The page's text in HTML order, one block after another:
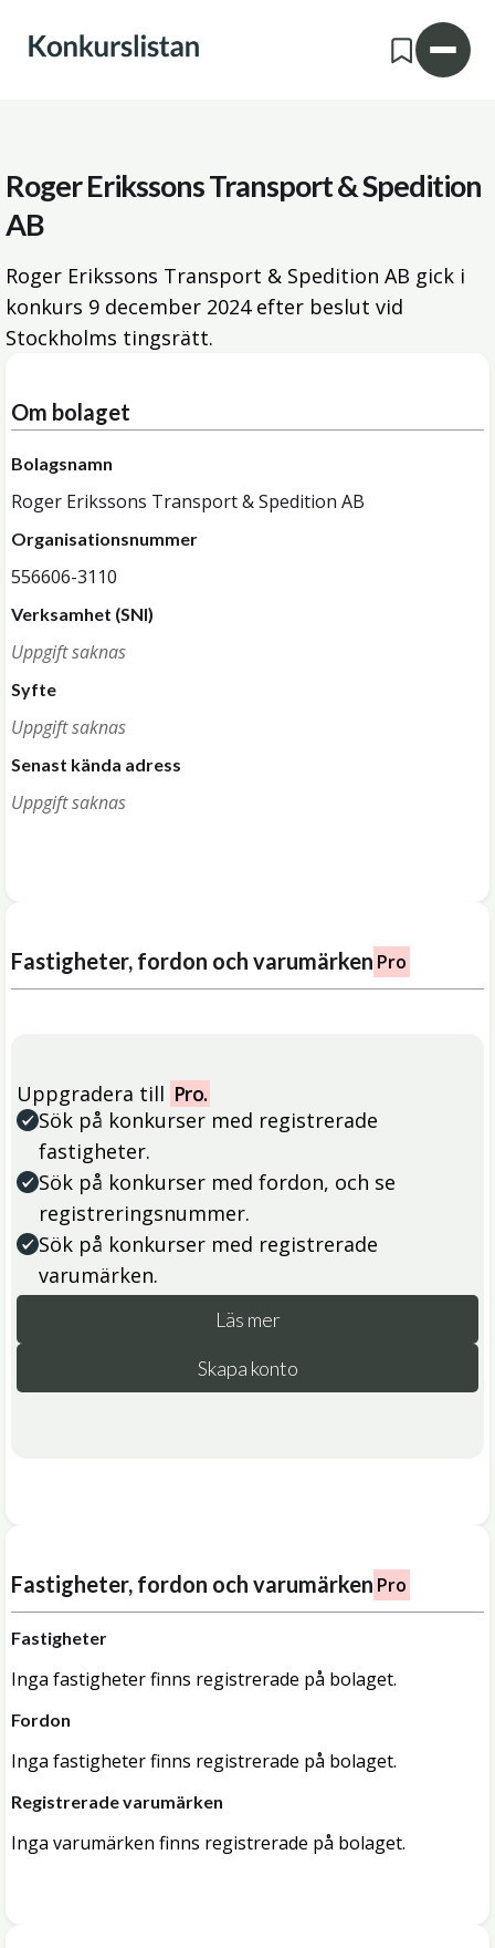
Roger Erikssons Transport & Spedition
AB
Roger Erikssons Transport & Spedition AB gick i
konkurs 9 december 2024efter beslut vid
Stockholms tingsrätt.
Om bolaget
Bolagsnamn
Roger Erikssons Transport & Spedition AB
Organisationsnummer
556606-3110
Verksamhet (SNI)
Uppgift saknas
Syfte
Uppgift saknas
Senast kända adress
Uppgift saknas
Fastigheter, fordon och varumärken Pro
Uppgradera till Pro.
Sök på konkurser med registrerade
fastigheter.
Sök på konkurser med fordon, och se
registreringsnummer.
Sök på konkurser med registrerade
varumärken.
Läs mer
Skapa konto
Fastigheter, fordon och varumärken Pro
Fastigheter
Inga fastigheter finns registrerade på bolaget.
Fordon
Inga fastigheter finns registrerade på bolaget.
Registrerade varumärken
Inga varumärken finns registrerade på bolaget.